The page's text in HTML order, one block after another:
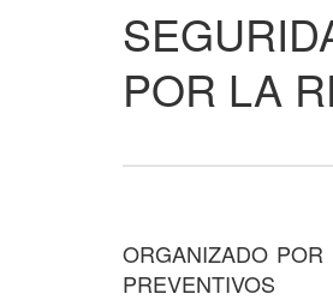
POR LA
ORGANIZADO
PREVENTIVOS